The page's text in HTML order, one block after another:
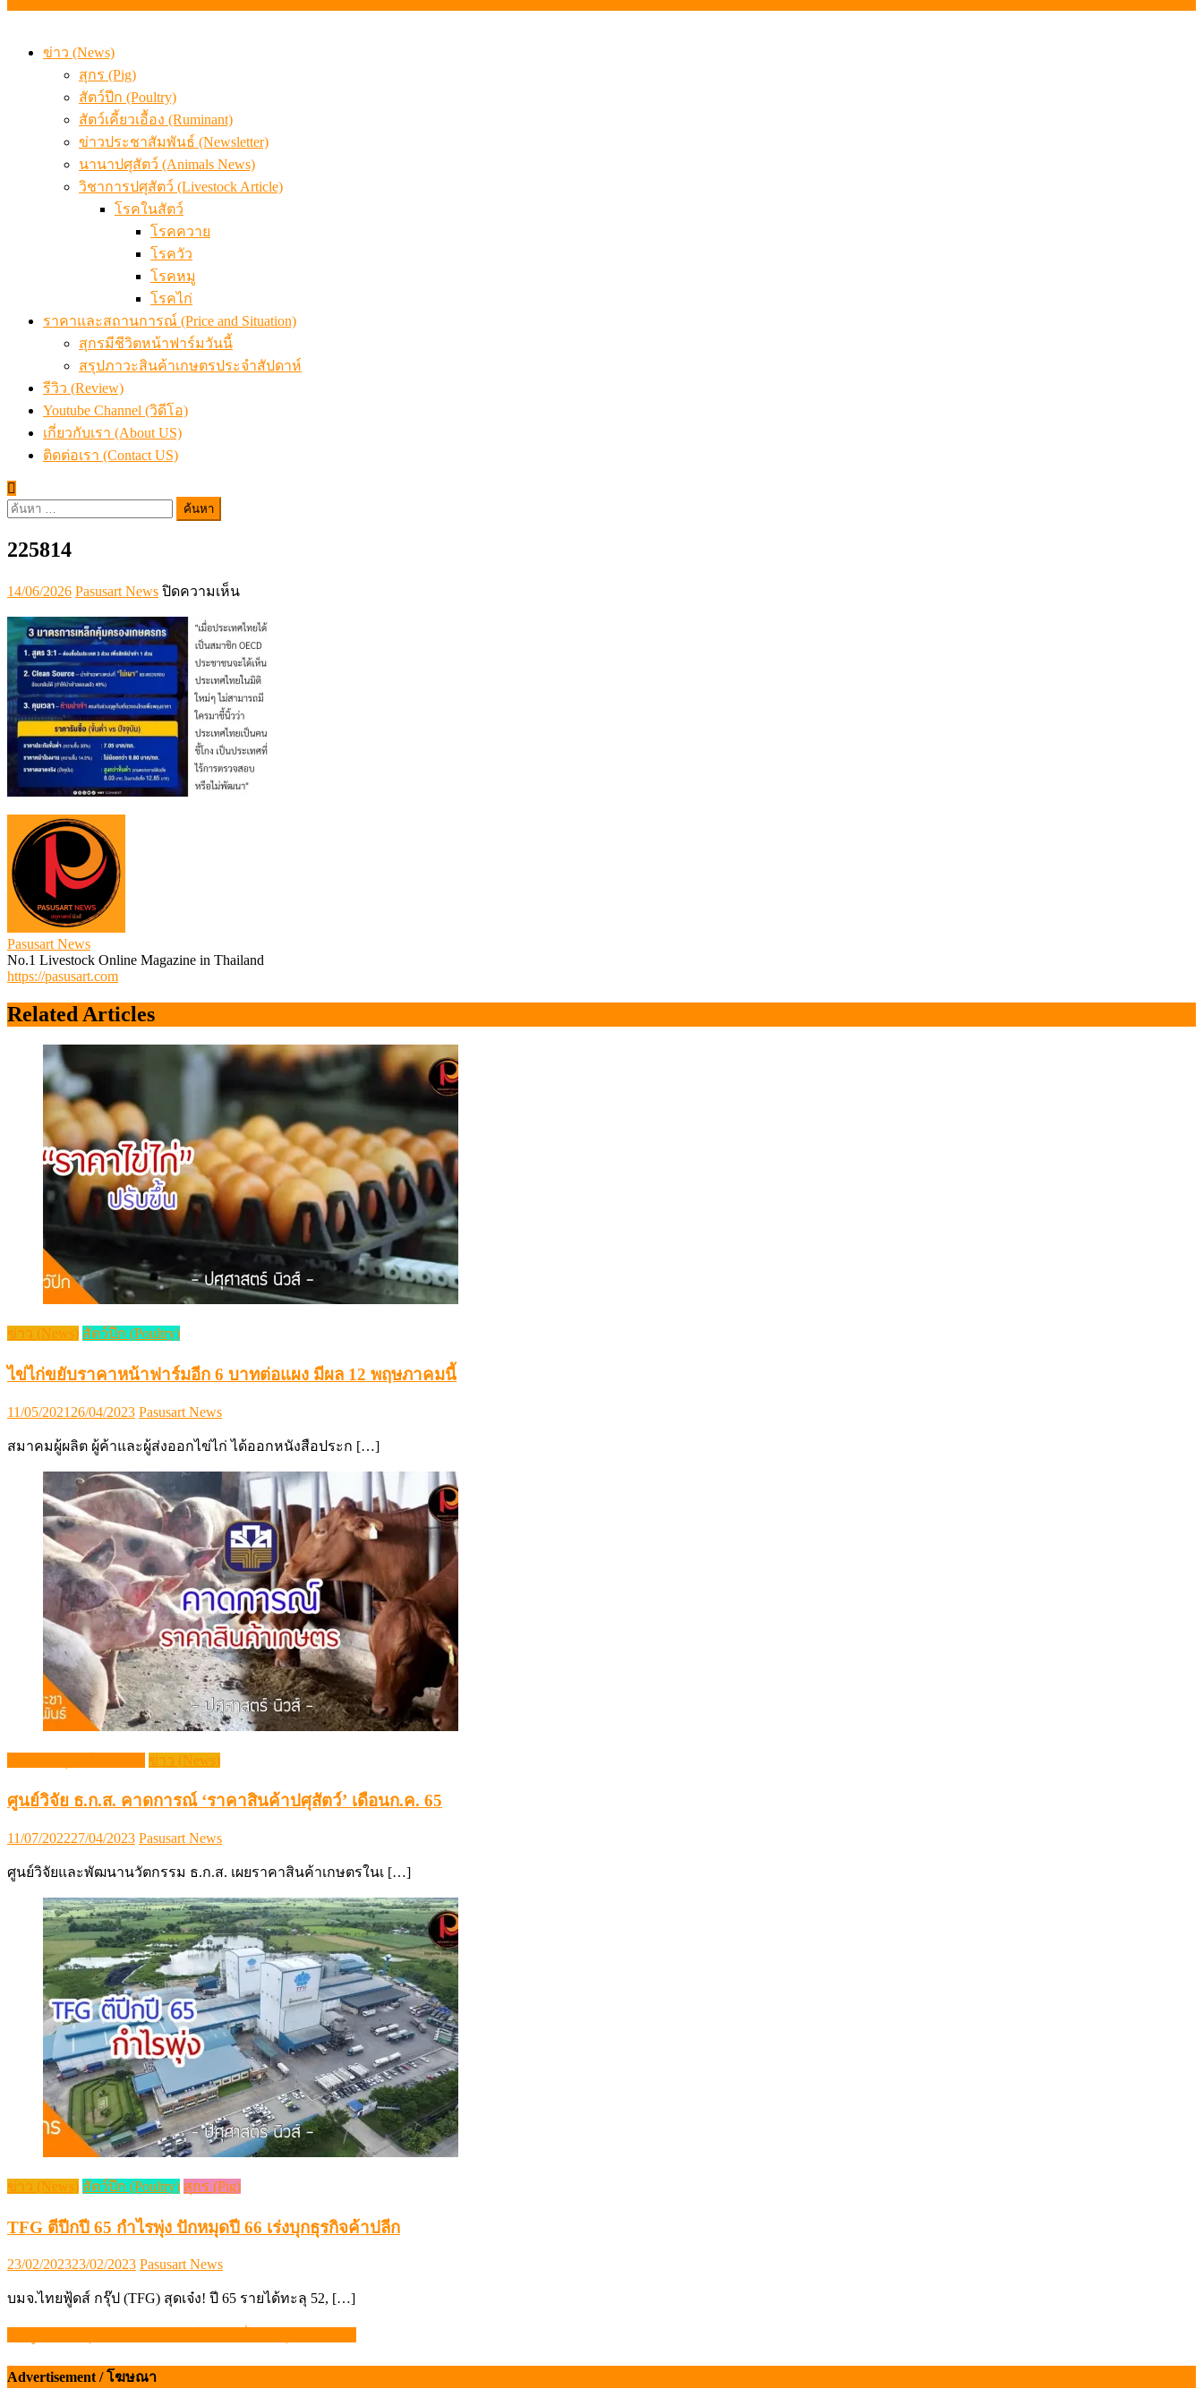
ข่าว (News)
สุกร (Pig)
สัตว์ปีก (Poultry)
สัตว์เคี้ยวเอื้อง (Ruminant)
ข่าวประชาสัมพันธ์ (Newsletter)
นานาปศุสัตว์ (Animals News)
วิชาการปศุสัตว์ (Livestock Article)
โรคในสัตว์
โรคควาย
โรควัว
โรคหมู
โรคไก่
ราคาและสถานการณ์ (Price and Situation)
สุกรมีชีวิตหน้าฟาร์มวันนี้
สรุปภาวะสินค้าเกษตรประจำสัปดาห์
รีวิว (Review)
Youtube Channel (วิดีโอ)
เกี่ยวกับเรา (About US)
ติดต่อเรา (Contact US)
ค้นหา
225814
Posted
on
14/06/2026 Author
Pasusart News ปิดความเห็นบน
Pasusart News
No.1 Livestock Online Magazine in Thailand
https://pasusart.com
Related Articles
ข่าว (News) สัตว์ปีก (Poultry)
ไข่ไก่ขยับราคาหน้าฟาร์มอีก 6 บาทต่อแผง มีผล 12 พฤษภาคมนี้
Posted
11/05/2021 26/04/2023 Author
Pasusart News
สมาคมผู้ผลิต ผู้ค้าและผู้ส่งออกไข่ไก่ ได้ออกหนังสือประก […]
ข่าว (News)
ศูนย์วิจัย ธ.ก.ส. คาดการณ์ ‘ราคาสินค้าปศุสัตว์’ เดือนก.ค. 65
Posted
11/07/202227/04/2023 Author
Pasusart News
ศูนย์วิจัยและพัฒนานวัตกรรม ธ.ก.ส. เผยราคาสินค้าเกษตรในเ […]
ข่าว (News) สัตว์ปีก (Poultry) สุกร (Pig)
TFG ตีปีกปี 65 กำไรพุ่ง ปักหมุดปี 66 เร่งบุกธุรกิจค้าปลีก
Posted
23/02/202323/02/2023 Author
Pasusart News
บมจ.ไทยฟู้ดส์ กรุ๊ป (TFG) สุดเจ๋ง! ปี 65 รายได้ทะลุ 52, […]
แนะแนว
เรื่อง
Advertisement / โฆษณา